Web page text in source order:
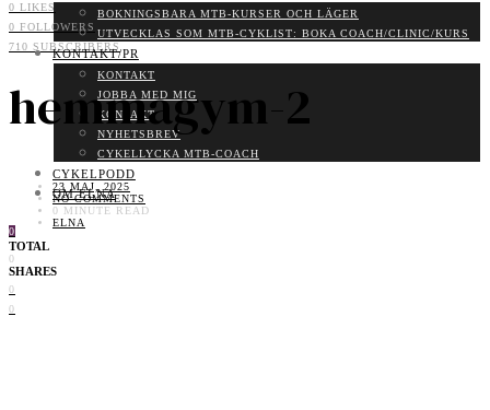
0 LIKES
0 FOLLOWERS
710 SUBSCRIBERS
BOKNINGSBARA MTB-KURSER OCH LÄGER
UTVECKLAS SOM MTB-CYKLIST: BOKA COACH/CLINIC/KURS
KONTAKT/PR
KONTAKT
JOBBA MED MIG
KONTAKT
NYHETSBREV
CYKELLYCKA MTB-COACH
CYKELPODD
OM ELNA
0
hemmagym-2
23 MAJ, 2025
NO COMMENTS
0 MINUTE READ
ELNA
TOTAL
0
SHARES
0
0